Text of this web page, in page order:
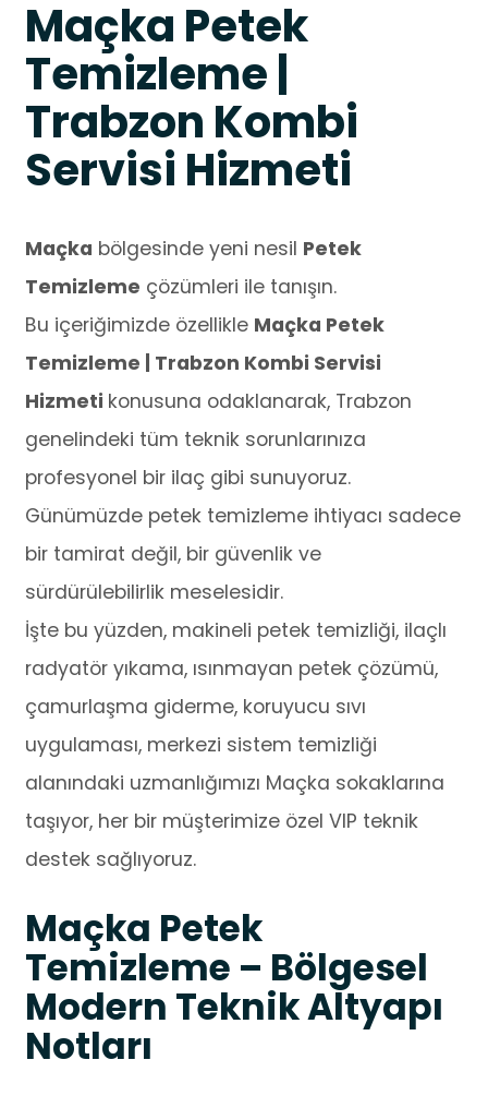
Maçka Petek
Temizleme |
Trabzon Kombi
Servisi Hizmeti
Maçka bölgesinde yeni nesil Petek
Temizleme çözümleri ile tanışın.
Bu içeriğimizde özellikle Maçka Petek
Temizleme | Trabzon Kombi Servisi
Hizmeti konusuna odaklanarak, Trabzon
genelindeki tüm teknik sorunlarınıza
profesyonel bir ilaç gibi sunuyoruz.
Günümüzde petek temizleme ihtiyacı sadece
bir tamirat değil, bir güvenlik ve
sürdürülebilirlik meselesidir.
İşte bu yüzden, makineli petek temizliği, ilaçlı
radyatör yıkama, ısınmayan petek çözümü,
çamurlaşma giderme, koruyucu sıvı
uygulaması, merkezi sistem temizliği
alanındaki uzmanlığımızı Maçka sokaklarına
taşıyor, her bir müşterimize özel VIP teknik
destek sağlıyoruz.
Maçka Petek
Temizleme – Bölgesel
Modern Teknik Altyapı
Notları